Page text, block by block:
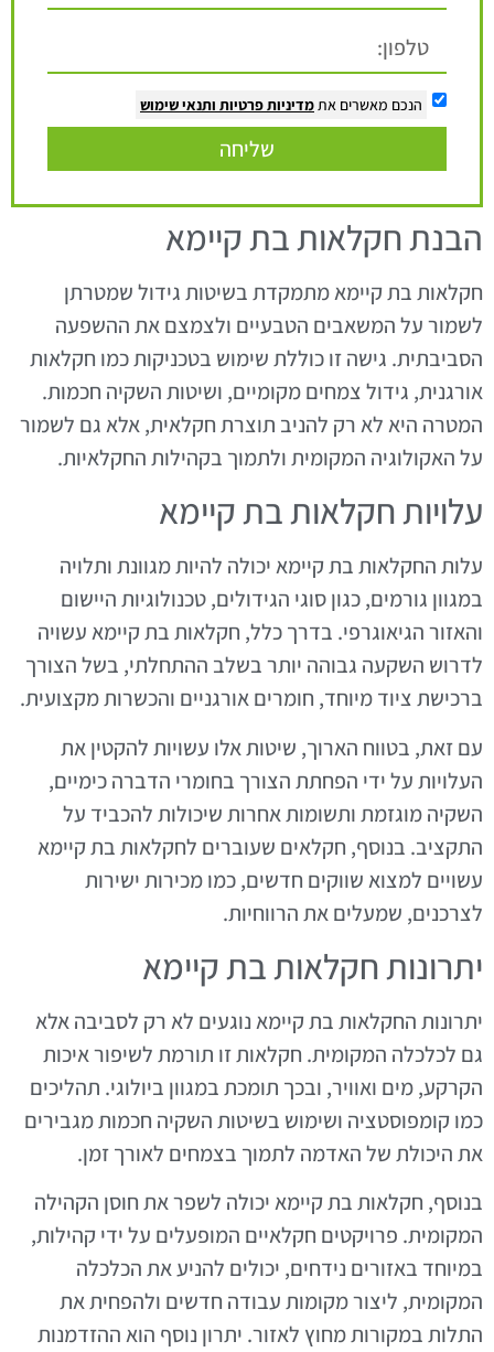
הנכם מאשרים את מדיניות פרטיות ותנאי שימוש
שליחה
הבנת חקלאות בת קיימא
חקלאות בת קיימא מתמקדת בשיטות גידול שמטרתן
לשמור על המשאבים הטבעיים ולצמצם את ההשפעה
הסביבתית. גישה זו כוללת שימוש בטכניקות כמו חקלאות
אורגנית, גידול צמחים מקומיים, ושיטות השקיה חכמות.
המטרה היא לא רק להניב תוצרת חקלאית, אלא גם לשמור
על האקולוגיה המקומית ולתמוך בקהילות החקלאיות.
עלויות חקלאות בת קיימא
עלות החקלאות בת קיימא יכולה להיות מגוונת ותלויה
במגוון גורמים, כגון סוגי הגידולים, טכנולוגיות היישום
והאזור הגיאוגרפי. בדרך כלל, חקלאות בת קיימא עשויה
לדרוש השקעה גבוהה יותר בשלב ההתחלתי, בשל הצורך
ברכישת ציוד מיוחד, חומרים אורגניים והכשרות מקצועית.
עם זאת, בטווח הארוך, שיטות אלו עשויות להקטין את
העלויות על ידי הפחתת הצורך בחומרי הדברה כימיים,
השקיה מוגזמת ותשומות אחרות שיכולות להכביד על
התקציב. בנוסף, חקלאים שעוברים לחקלאות בת קיימא
עשויים למצוא שווקים חדשים, כמו מכירות ישירות
לצרכנים, שמעלים את הרווחיות.
יתרונות חקלאות בת קיימא
יתרונות החקלאות בת קיימא נוגעים לא רק לסביבה אלא
גם לכלכלה המקומית. חקלאות זו תורמת לשיפור איכות
הקרקע, מים ואוויר, ובכך תומכת במגוון ביולוגי. תהליכים
כמו קומפוסטציה ושימוש בשיטות השקיה חכמות מגבירים
את היכולת של האדמה לתמוך בצמחים לאורך זמן.
בנוסף, חקלאות בת קיימא יכולה לשפר את חוסן הקהילה
המקומית. פרויקטים חקלאיים המופעלים על ידי קהילות,
במיוחד באזורים נידחים, יכולים להניע את הכלכלה
המקומית, ליצור מקומות עבודה חדשים ולהפחית את
התלות במקורות מחוץ לאזור. יתרון נוסף הוא ההזדמנות